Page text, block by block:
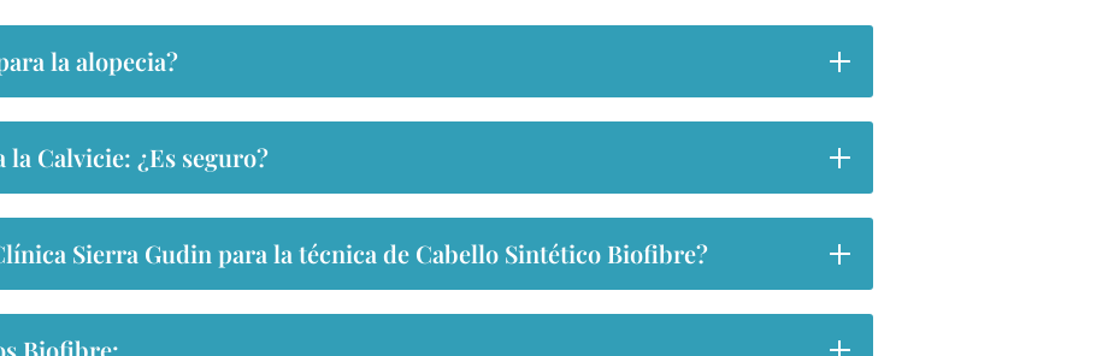
la alopecia?
Calvicie: ¿Es seguro?
Sierra Gudin para la técnica de Cabello Sintético Biofibre?
Biofibre: